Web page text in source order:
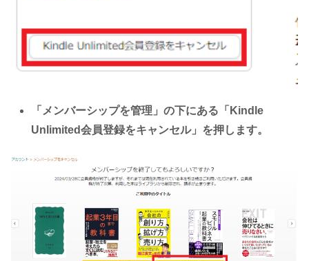
「メンバーシップを管理」の下にある「Kindle
Unlimited会員登録をキャンセル」を押します。